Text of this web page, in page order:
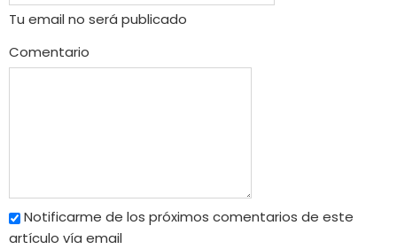
Tu email no será publicado
Comentario
Notificarme de los próximos comentarios de este
artículo vía email